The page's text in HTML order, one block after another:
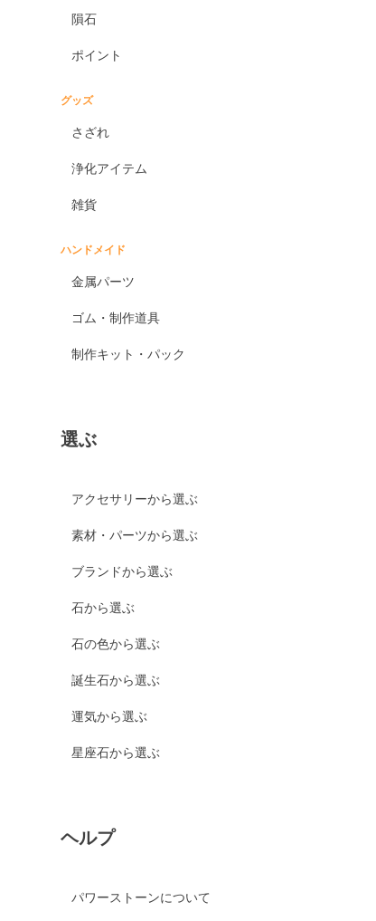
隕石
ポイント
グッズ
さざれ
浄化アイテム
雑貨
ハンドメイド
金属パーツ
ゴム・制作道具
制作キット・パック
選ぶ
アクセサリーから選ぶ
素材・パーツから選ぶ
ブランドから選ぶ
石から選ぶ
石の色から選ぶ
誕生石から選ぶ
運気から選ぶ
星座石から選ぶ
ヘルプ
パワーストーンについて